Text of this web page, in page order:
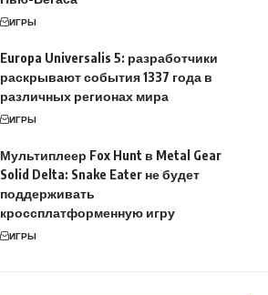
ИГРЫ
Europa Universalis 5: разработчики
раскрывают события 1337 года в
различных регионах мира
ИГРЫ
Мультиплеер Fox Hunt в Metal Gear
Solid Delta: Snake Eater не будет
поддерживать
кроссплатформенную игру
ИГРЫ